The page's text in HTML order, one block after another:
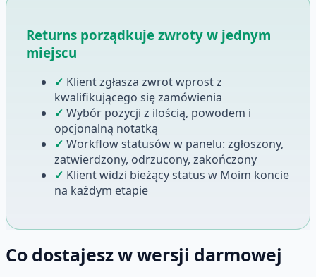
Returns porządkuje zwroty w jednym
miejscu
✓ Klient zgłasza zwrot wprost z
kwalifikującego się zamówienia
✓ Wybór pozycji z ilością, powodem i
opcjonalną notatką
✓ Workflow statusów w panelu: zgłoszony,
zatwierdzony, odrzucony, zakończony
✓ Klient widzi bieżący status w Moim koncie
na każdym etapie
Co dostajesz w wersji darmowej